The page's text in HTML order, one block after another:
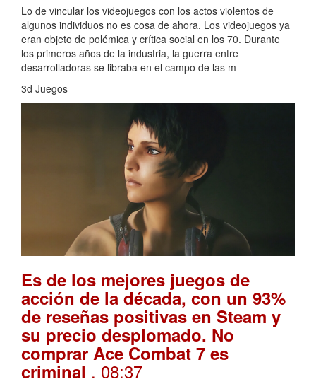
Lo de vincular los videojuegos con los actos violentos de
algunos individuos no es cosa de ahora. Los videojuegos ya
eran objeto de polémica y crítica social en los 70. Durante
los primeros años de la industria, la guerra entre
desarrolladoras se libraba en el campo de las m
3d Juegos
Es de los mejores juegos de
acción de la década, con un 93%
de reseñas positivas en Steam y
su precio desplomado. No
comprar Ace Combat 7 es
criminal . 08:37